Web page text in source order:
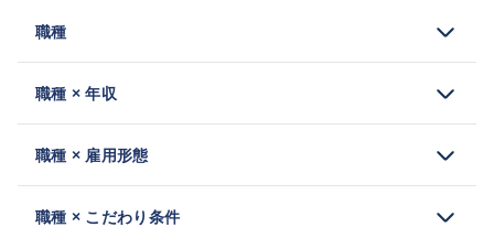
職種
職種 × 年収
職種 × 雇用形態
職種 × こだわり条件